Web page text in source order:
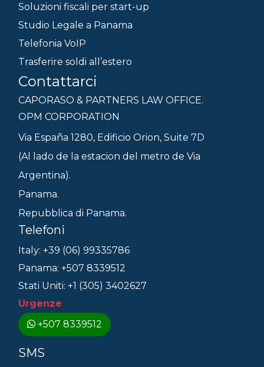
Soluzioni fiscali per start-up
Studio Legale a Panama
Telefonia VoIP
Trasferire soldi all’estero
Contattarci
CAPORASO & PARTNERS LAW OFFICE.
OPM CORPORATION
Via España 1280, Edificio Orion, Suite 7D
(Al lado de la estacion del metro de Via
Argentina).
Panama.
Repubblica di Panama.
Telefoni
Italy: +39 (06) 99335786
Panama: +507 8339512
Stati Uniti: +1 (305) 3402627
Urgenze
+507 8339512
SMS